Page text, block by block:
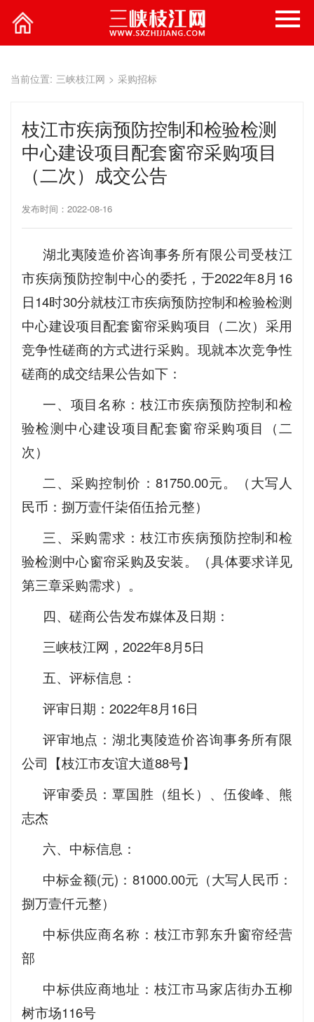
当前位置: 三峡枝江网 > 采购招标
枝江市疾病预防控制和检验检测
中心建设项目配套窗帘采购项目
（二次）成交公告
发布时间：2022-08-16
湖北夷陵造价咨询事务所有限公司受枝江
市疾病预防控制中心的委托，于2022年8月16
日14时30分就枝江市疾病预防控制和检验检测
中心建设项目配套窗帘采购项目（二次）采用
竞争性磋商的方式进行采购。现就本次竞争性
磋商的成交结果公告如下：
一、项目名称：枝江市疾病预防控制和检
验检测中心建设项目配套窗帘采购项目（二
次）
二、采购控制价：81750.00元。（大写人
民币：捌万壹仟柒佰伍拾元整）
三、采购需求：枝江市疾病预防控制和检
验检测中心窗帘采购及安装。（具体要求详见
第三章采购需求）。
四、磋商公告发布媒体及日期：
三峡枝江网，2022年8月5日
五、评标信息：
评审日期：2022年8月16日
评审地点：湖北夷陵造价咨询事务所有限
公司【枝江市友谊大道88号】
评审委员：覃国胜（组长）、伍俊峰、熊
志杰
六、中标信息：
中标金额(元)：81000.00元（大写人民币：
捌万壹仟元整）
中标供应商名称：枝江市郭东升窗帘经营
部
中标供应商地址：枝江市马家店街办五柳
树市场116号